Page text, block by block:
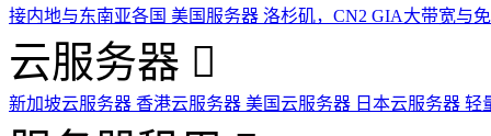
接内地与东南亚各国 美国服务器 洛杉矶，CN2 GIA大带宽与
云服务器
新加坡云服务器 香港云服务器 美国云服务器 日本云服务器 轻